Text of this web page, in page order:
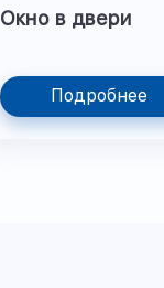
Окно в двери
Подробнее